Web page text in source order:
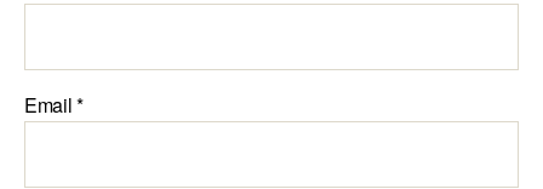
Email*